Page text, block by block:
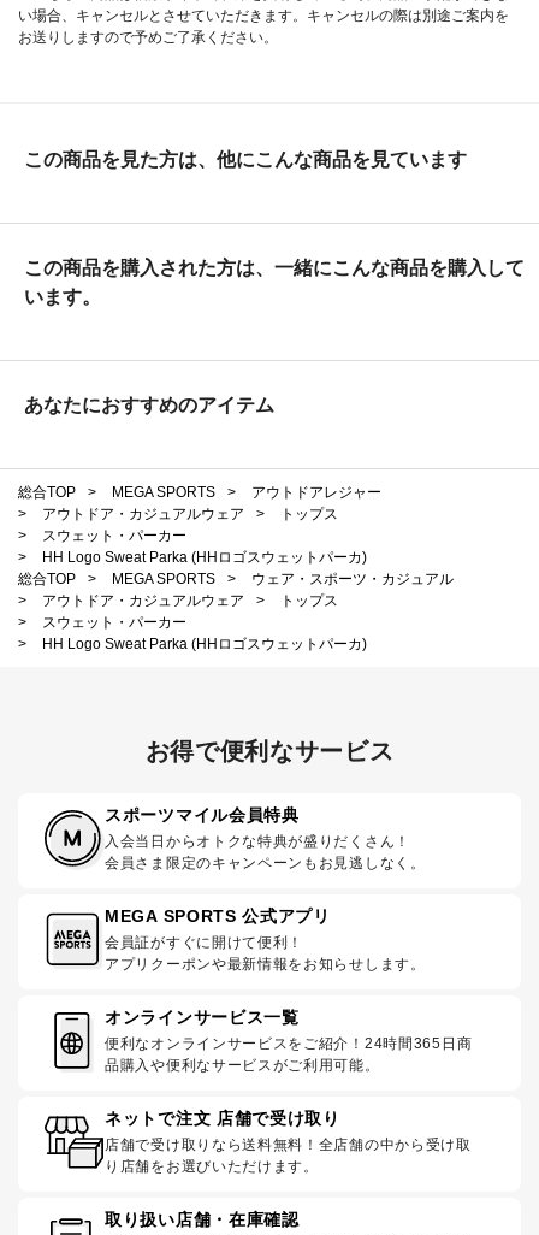
い場合、キャンセルとさせていただきます。キャンセルの際は別途ご案内を
お送りしますので予めご了承ください。
この商品を見た方は、他にこんな商品を見ています
この商品を購入された方は、一緒にこんな商品を購入して
います。
あなたにおすすめのアイテム
総合TOP > MEGA SPORTS >
アウトドアレジャー
>
アウトドア・カジュアルウェア >
トップス
>
スウェット・パーカー
>
HH Logo Sweat Parka (HHロゴスウェットパーカ)
総合TOP
> MEGA SPORTS >
ウェア・スポーツ・カジュアル
>
アウトドア・カジュアルウェア >
トップス
>
スウェット・パーカー
>
HH Logo Sweat Parka (HHロゴスウェットパーカ)
お得で便利なサービス
スポーツマイル会員特典
入会当日からオトクな特典が盛りだくさん！
会員さま限定のキャンペーンもお見逃しなく。
MEGA SPORTS 公式アプリ
会員証がすぐに開けて便利！
アプリクーポンや最新情報をお知らせします。
オンラインサービス一覧
便利なオンラインサービスをご紹介！24時間365日商
品購入や便利なサービスがご利用可能。
ネットで注文 店舗で受け取り
店舗で受け取りなら送料無料！全店舗の中から受け取
り店舗をお選びいただけます。
取り扱い店舗・在庫確認